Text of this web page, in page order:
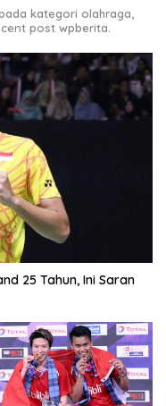
kategori olahraga,
post wpberita.
25 Tahun, Ini Saran